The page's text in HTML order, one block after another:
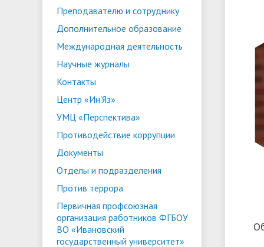
• Конкурсы на замещение
должностей
•
• Координационный центр ИвГУ
• Олимпиада "Большие надежды
малых городов"
ориентации и содействия
трудоустройству выпускников
«Карьера»
•
• Платные образовательные услуги
• Стипендии и меры поддержки
обучающихся
• Абитуриенту •
• Организация питания в
образовательной организации
Преподавателю и сотруднику
Дополнительное образование
Международная деятельность
Научные журналы
Контакты
Центр «Ин'Яз»
УМЦ «Перспектива»
Противодействие коррупции
Документы
Отделы и подразделения
Против террора
Первичная профсоюзная
организация работников ФГБОУ
ВО «Ивановский
государственный университет»